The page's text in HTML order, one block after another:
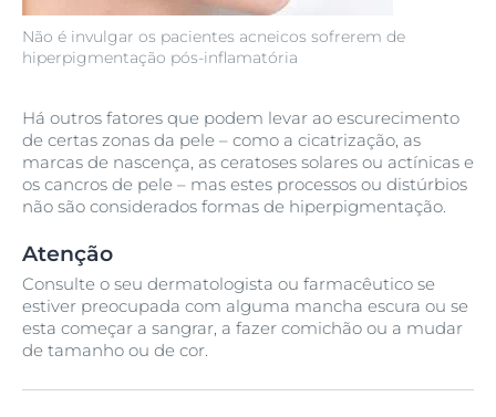
Não é invulgar os pacientes acneicos sofrerem de
hiperpigmentação pós-inflamatória
Há outros fatores que podem levar ao escurecimento
de certas zonas da pele – como a cicatrização, as
marcas de nascença, as ceratoses solares ou actínicas e
os cancros de pele – mas estes processos ou distúrbios
não são considerados formas de hiperpigmentação.
Atenção
Consulte o seu dermatologista ou farmacêutico se
estiver preocupada com alguma mancha escura ou se
esta começar a sangrar, a fazer comichão ou a mudar
de tamanho ou de cor.